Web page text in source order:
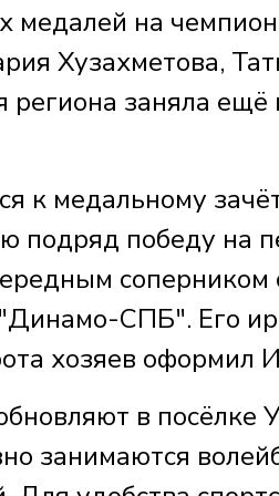
медалей на
Хузахметова,
региона заняла
к медальному
подряд победу на
соперником
СПБ". Его
хозяев оформил
в
занимаются